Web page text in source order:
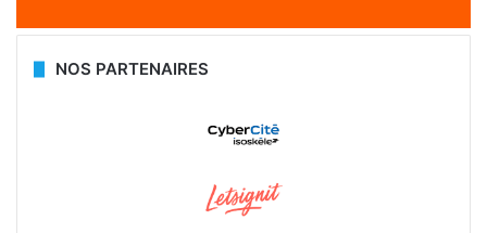
NOS PARTENAIRES